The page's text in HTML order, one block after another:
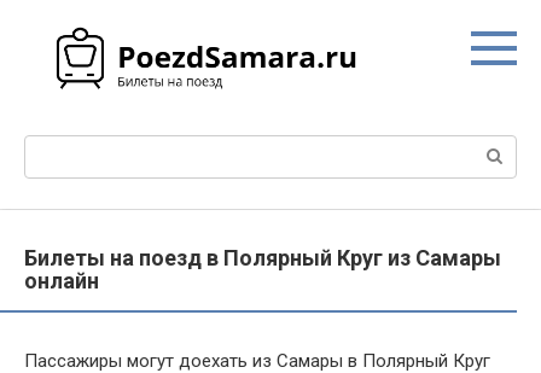
контенту
Билеты на поезд в Полярный Круг из Самары
онлайн
Пассажиры могут доехать из Самары в Полярный Круг